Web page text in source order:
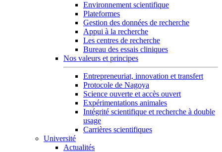
Environnement scientifique
Plateformes
Gestion des données de recherche
Appui à la recherche
Les centres de recherche
Bureau des essais cliniques
Nos valeurs et principes
Entrepreneuriat, innovation et transfert
Protocole de Nagoya
Science ouverte et accès ouvert
Expérimentations animales
Intégrité scientifique et recherche à double
usage
Carrières scientifiques
Université
Actualités